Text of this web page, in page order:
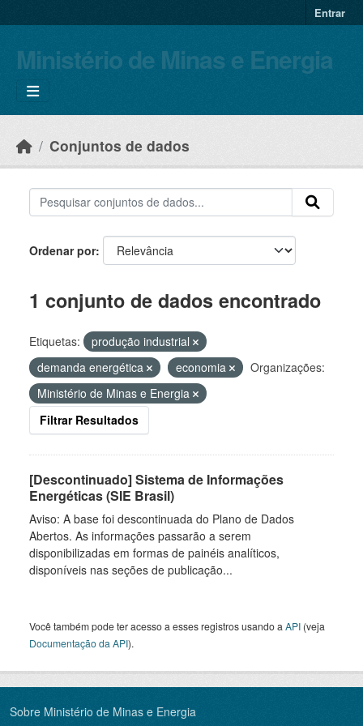
Entrar
Ministério de Minas e Energia
Conjuntos de dados
Ordenar por
1 conjunto de dados encontrado
Etiquetas:
produção industrial
demanda energética
economia
Organizações:
Ministério de Minas e Energia
Filtrar Resultados
[Descontinuado] Sistema de Informações
Energéticas (SIE Brasil)
Aviso: A base foi descontinuada do Plano de Dados
Abertos. As informações passarão a serem
disponibilizadas em formas de painéis analíticos,
disponíveis nas seções de publicação...
Você também pode ter acesso a esses registros usando a API (veja
Documentação da API).
Sobre Ministério de Minas e Energia